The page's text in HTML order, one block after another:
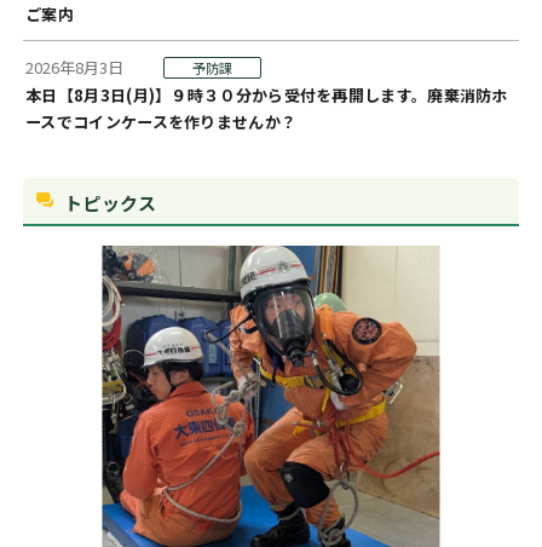
ご案内
2026年8月3日 予防課
本日【8月3日(月)】９時３０分から受付を再開します。廃棄消防ホ
ースでコインケースを作りませんか？
トピックス